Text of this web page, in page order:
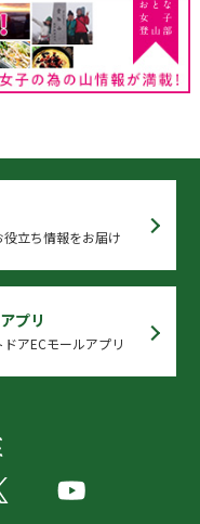
立ち情報をお届け
プリ
アECモールアプリ